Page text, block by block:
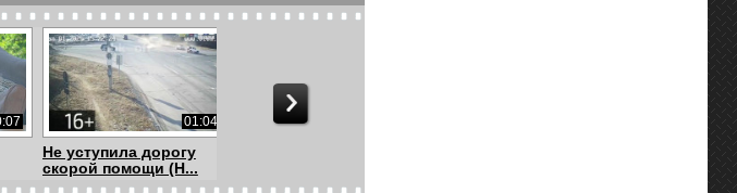
01:04
Не уступила дорогу
скорой помощи (Н...